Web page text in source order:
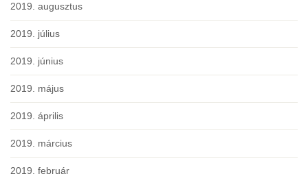
2019. augusztus
2019. július
2019. június
2019. május
2019. április
2019. március
2019. február